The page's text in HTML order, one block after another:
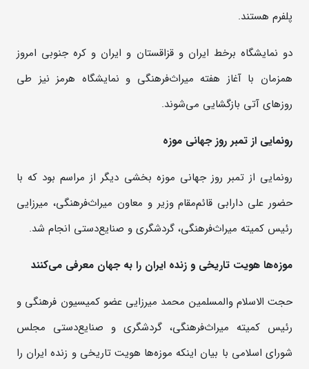
پلفرم هستند.
دو نمایشگاه برخط ایران و قزاقستان و ایران و کره جنوبی امروز
همزمان با آغاز هفته میراث‌فرهنگی و نمایشگاه هرمز نیز طی
روزهای آتی بازگشایی می‌شوند.
رونمایی از تمبر روز جهانی موزه
رونمایی از تمبر روز جهانی موزه بخشی دیگر از مراسم بود که با
حضور علی دارابی قائم‌مقام وزیر و معاون میراث‌فرهنگی، میرزایی
رئیس کمیته میراث‌فرهنگی، گردشگری و صنایع‌دستی انجام شد.
موزه‌ها هویت تاریخی و زنده ایران را به جهان معرفی می‌کنند
حجت الاسلام والمسلمین محمد میرزایی عضو کمیسیون فرهنگی و
رئیس کمیته میراث‌فرهنگی، گردشگری و صنایع‌دستی مجلس
شورای اسلامی با بیان اینکه موزه‌ها هویت تاریخی و زنده ایران را